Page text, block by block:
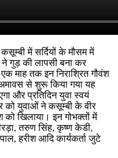
में सर्दियों के मौसम में
गुड़ की लापसी बना कर
माह तक इन निराश्रित गौवंश
से शुरू किया गया यह
और प्रतिदिन युवा स्वयं
को युवाओं ने कसूम्बी के वीर
को खिलाया। इन गोभक्तों में
तरुण सिंह, कृष्ण केडी,
हरीश आदि कार्यकर्ता जुटे